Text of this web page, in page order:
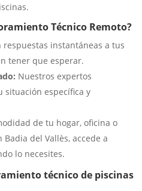
Técnico Remoto?
respuestas instantáneas a tus
tener que esperar.
Nuestros expertos
situación específica y
de tu hogar, oficina o
del Vallès, accede a
lo necesites.
técnico de piscinas